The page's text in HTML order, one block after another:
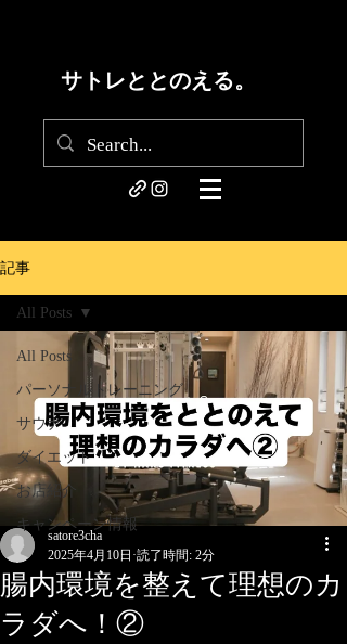
サトレととのえる。
記事
All Posts
パーソナルトレーニング
サウナ
ダイエット
お店紹介
キャンペーン情報
All Posts
腸内環境を整えて理想のカ
ラダへ！②
satore3cha
2025年4月10日 読了時間: 2分